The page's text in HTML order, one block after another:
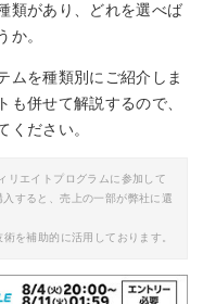
類があり、どれを選べば
か。
ムを種類別にご紹介しま
併せて解説するので、
ください。
リエイトプログラムに参加して
すると、売上の一部が弊社に還
を補助的に活用しております。